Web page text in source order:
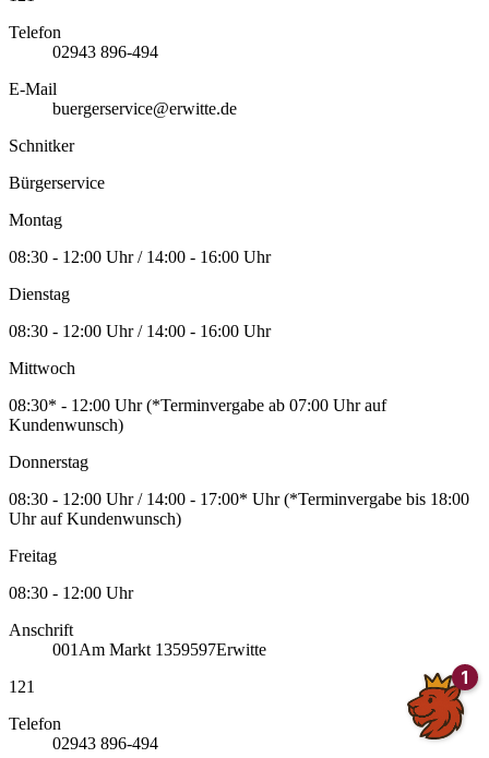
Telefon
02943 896-494
E-Mail
buergerservice@erwitte.de
Schnitker
Bürgerservice
Montag
08:30 - 12:00 Uhr / 14:00 - 16:00 Uhr
Dienstag
08:30 - 12:00 Uhr / 14:00 - 16:00 Uhr
Mittwoch
08:30* - 12:00 Uhr (*Terminvergabe ab 07:00 Uhr auf
Kundenwunsch)
Donnerstag
08:30 - 12:00 Uhr / 14:00 - 17:00* Uhr (*Terminvergabe bis 18:00
Uhr auf Kundenwunsch)
Freitag
08:30 - 12:00 Uhr
Anschrift
001 Am Markt 1359597Erwitte
121
Telefon
02943 896-494